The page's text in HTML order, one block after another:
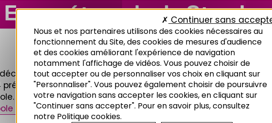
Eurométropole de
décret ministériel, laCUSest devenue « l’Eurométropole de
prévoit que les plus grandes agglomérations françaises
de Strasbourg
Nous et nos partenaires utilisons des cookies nécessaires au
fonctionnement du Site, des cookies de mesures d'audience
et des cookies améliorant l'expérience de navigation
notamment l'affichage de vidéos. Vous pouvez choisir de
tout accepter ou de personnaliser vos choix en cliquant sur
"Personnaliser". Vous pouvez également choisir de poursuivre
votre navigation sans accepter les cookies, en cliquant sur
"Continuer sans accepter". Pour en savoir plus, consultez
notre Politique cookies.
Continuer sans